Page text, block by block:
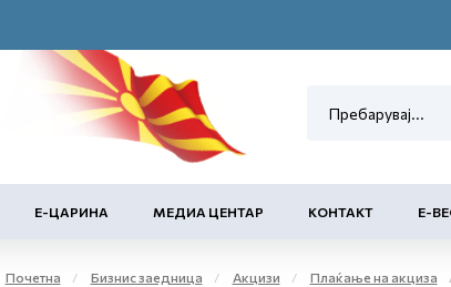
Е-ЦАРИНА МЕДИА ЦЕНТАР КОНТАКТ Е-
Почетна Бизнис заедница Акцизи Плаќање на акциза